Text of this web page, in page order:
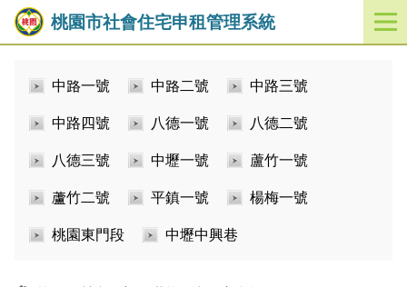
桃園市社會住宅申租管理系統
開
啟
中路一號 中路二號 中路三號
中路四號 八德一號 八德二號
八德三號 中壢一號 蘆竹一號
蘆竹二號 平鎮一號 楊梅一號
桃園東門段 中壢中興巷